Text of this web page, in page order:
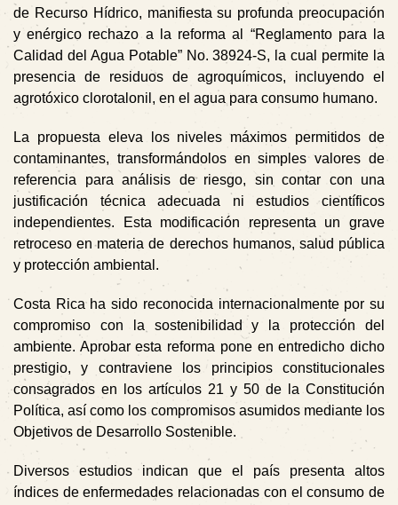
de Recurso Hídrico, manifiesta su profunda preocupación
y enérgico rechazo a la reforma al “Reglamento para la
Calidad del Agua Potable” No. 38924-S, la cual permite la
presencia de residuos de agroquímicos, incluyendo el
agrotóxico clorotalonil, en el agua para consumo humano.
La propuesta eleva los niveles máximos permitidos de
contaminantes, transformándolos en simples valores de
referencia para análisis de riesgo, sin contar con una
justificación técnica adecuada ni estudios científicos
independientes. Esta modificación representa un grave
retroceso en materia de derechos humanos, salud pública
y protección ambiental.
Costa Rica ha sido reconocida internacionalmente por su
compromiso con la sostenibilidad y la protección del
ambiente. Aprobar esta reforma pone en entredicho dicho
prestigio, y contraviene los principios constitucionales
consagrados en los artículos 21 y 50 de la Constitución
Política, así como los compromisos asumidos mediante los
Objetivos de Desarrollo Sostenible.
Diversos estudios indican que el país presenta altos
índices de enfermedades relacionadas con el consumo de